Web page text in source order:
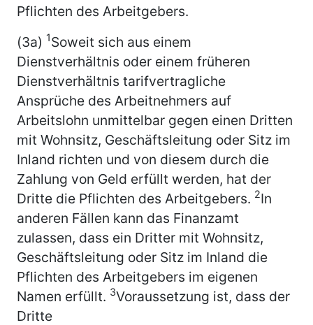
Pflichten des Arbeitgebers.
(3a) 1Soweit sich aus einem
Dienstverhältnis oder einem früheren
Dienstverhältnis tarifvertragliche
Ansprüche des Arbeitnehmers auf
Arbeitslohn unmittelbar gegen einen Dritten
mit Wohnsitz, Geschäftsleitung oder Sitz im
Inland richten und von diesem durch die
Zahlung von Geld erfüllt werden, hat der
Dritte die Pflichten des Arbeitgebers. 2In
anderen Fällen kann das Finanzamt
zulassen, dass ein Dritter mit Wohnsitz,
Geschäftsleitung oder Sitz im Inland die
Pflichten des Arbeitgebers im eigenen
Namen erfüllt. 3Voraussetzung ist, dass der
Dritte